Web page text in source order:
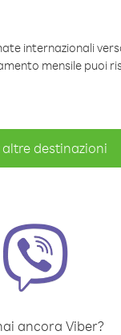
internazionali
mensile puoi
altre destinazioni
ancora Viber?